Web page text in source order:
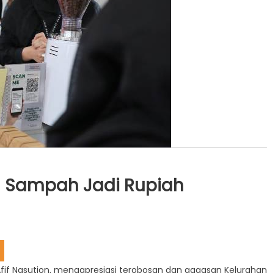
Jadi Rupiah
Nasution, mengapresiasi terobosan dan gagasan Kelurahan